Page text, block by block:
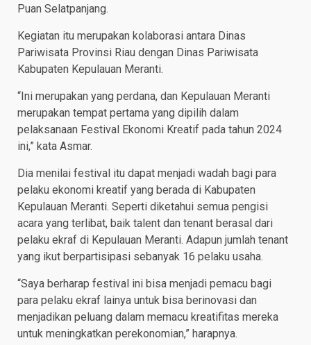
Puan Selatpanjang.
Kegiatan itu merupakan kolaborasi antara Dinas
Pariwisata Provinsi Riau dengan Dinas Pariwisata
Kabupaten Kepulauan Meranti.
“Ini merupakan yang perdana, dan Kepulauan Meranti
merupakan tempat pertama yang dipilih dalam
pelaksanaan Festival Ekonomi Kreatif pada tahun 2024
ini,” kata Asmar.
Dia menilai festival itu dapat menjadi wadah bagi para
pelaku ekonomi kreatif yang berada di Kabupaten
Kepulauan Meranti. Seperti diketahui semua pengisi
acara yang terlibat, baik talent dan tenant berasal dari
pelaku ekraf di Kepulauan Meranti. Adapun jumlah tenant
yang ikut berpartisipasi sebanyak 16 pelaku usaha.
“Saya berharap festival ini bisa menjadi pemacu bagi
para pelaku ekraf lainya untuk bisa berinovasi dan
menjadikan peluang dalam memacu kreatifitas mereka
untuk meningkatkan perekonomian,” harapnya.